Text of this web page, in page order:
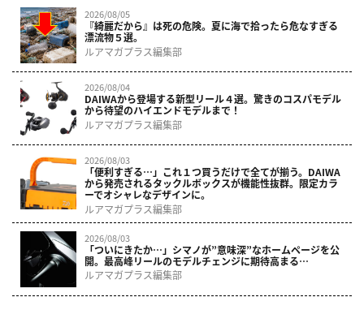
2026/08/05
『綺麗だから』は死の危険。夏に海で拾ったら危なすぎる
漂流物５選。
ルアマガプラス編集部
2026/08/04
DAIWAから登場する新型リール４選。驚きのコスパモデル
から待望のハイエンドモデルまで！
ルアマガプラス編集部
2026/08/03
「便利すぎる…」これ１つ買うだけで全てが揃う。DAIWA
から発売されるタックルボックスが機能性抜群。限定カラ
ーでオシャレなデザインに。
ルアマガプラス編集部
2026/08/03
「ついにきたか…」シマノが”意味深”なホームページを公
開。最高峰リールのモデルチェンジに期待高まる…
ルアマガプラス編集部